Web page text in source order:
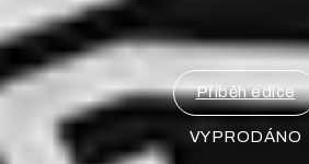
Příběh edice
VYPRODÁNO